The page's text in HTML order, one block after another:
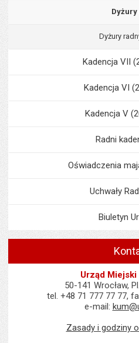
Dyżury
Kadencja VII
Kadencja VI
Kadencja V
Radni
Oświadczenia
Uchwały
Biuletyn
Urząd Miejski
50-141 Wrocław,
tel. +48 71 777 77 77,
e-mail:
Zasady i godziny